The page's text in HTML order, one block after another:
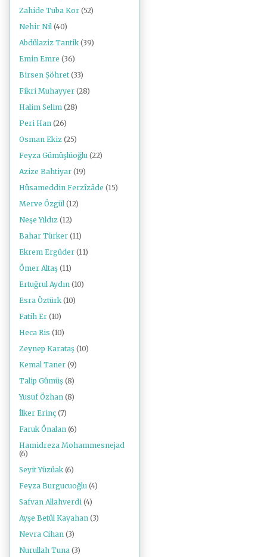
Zahide Tuba Kor (52)
Nehir Nil (40)
Abdülaziz Tantik (39)
Emin Emre (36)
Birsen Şöhret (33)
Fikri Muhayyer (28)
Halim Selim (28)
Peri Han (26)
Osman Ekiz (25)
Feyza Gümüşlüoğlu (22)
Azize Bahtiyar (19)
Hüsameddin Ferzîzâde (15)
Merve Özgül (12)
Neşe Yıldız (12)
Bahar Türker (11)
Ekrem Ergüder (11)
Ömer Altaş (11)
Ertuğrul Aydın (10)
Esra Öztürk (10)
Fatih Er (10)
Heca Ris (10)
Zeynep Karataş (10)
Kemal Taner (9)
Talip Gümüş (8)
Yusuf Özhan (8)
İlker Erinç (7)
Faruk Önalan (6)
Hamidreza Mohammesnejad
(6)
Seyit Yüzüak (6)
Feyza Burgucuoğlu (4)
Safvan Allahverdi (4)
Ayşe Betül Kayahan (3)
Nevra Cihan (3)
Nurullah Tuna (3)